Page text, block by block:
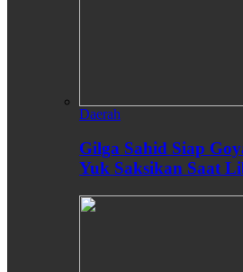
Daerah
Gilga Sahid Siap
Yuk Saksikan Saat